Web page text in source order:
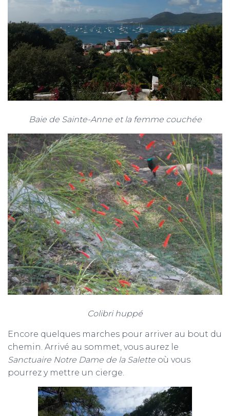
Baie de Sainte-Anne et la femme couchée
Colibri huppé
Encore quelques marches pour arriver au bout du
chemin. Arrivé au sommet, vous aurez le
Sanctuaire Notre Dame de la Salette où vous
pourrez y mettre un cierge.